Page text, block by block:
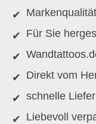
Für Sie
Direkt vom
schnelle
Liebevoll